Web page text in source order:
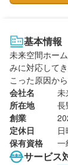
基本情報
未来空間ホー
みに対応して
こった原因か
会社名
未
所在地
長
創業
定休日
日
保有資格
一
サービス